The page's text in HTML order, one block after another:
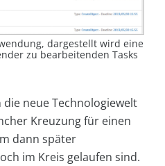
dargestellt wird eine
zu bearbeitenden Tasks
neue Technologiewelt
Kreuzung für einen
dann später
im Kreis gelaufen sind.